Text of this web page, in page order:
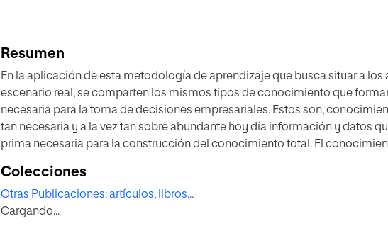
Resumen
En la aplicación de esta metodología de aprendizaje que busca situar a los
escenario real, se comparten los mismos tipos de conocimiento que
necesaria para la toma de decisiones empresariales. Estos son,
tan necesaria y a la vez tan sobre abundante hoy día información y datos
prima necesaria para la construcción del conocimiento total. El
por tanto su transformación en conocimiento útil para la toma de decisiones.
autoconocimiento, el cual actúa como un regulador del conocimiento
adecuando ese tan importante proceso interpretativo a la realidad,
Colecciones
Otras Publicaciones: artículos, libros...
Cargando...